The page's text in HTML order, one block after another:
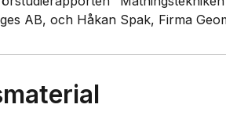
AB, och Håkan Spak, Firma